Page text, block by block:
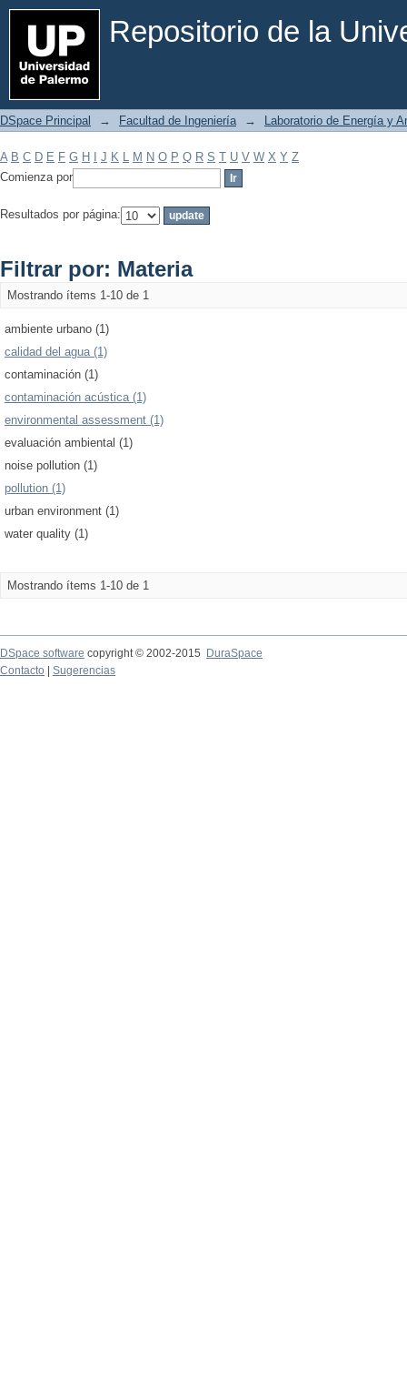
Repositorio de la
Filtrar por: Materia
DSpace Principal → Facultad de Ingeniería → Laboratorio de Energía y
A B C D E F G H J K L M N O P Q R S T U V W X Y Z
Comienza por
Resultados por página:
Filtrar por: Materia
Mostrando ítems 1-10 de 1
ambiente urbano (1)
calidad del agua (1)
contaminación (1)
contaminación acústica (1)
environmental assessment (1)
evaluación ambiental (1)
noise pollution (1)
pollution (1)
urban environment (1)
water quality (1)
Mostrando ítems 1-10 de 1
DSpace software copyright © 2002-2015
DuraSpace
Contacto
Sugerencias